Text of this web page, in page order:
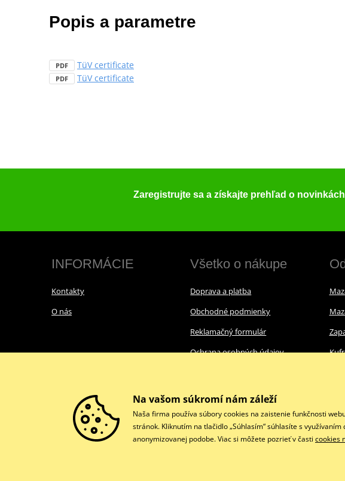
Popis a parametre
PDF TüV certificate
PDF TüV certificate
Zaregistrujte sa a získajte prehľad o
INFORMÁCIE
Kontakty
O nás
Všetko o nákupe
Doprava a platba
Obchodné podmienky
Reklamačný formulár
Ochrana osobných údajov
Na vašom súkromí nám záleží
Naša firma používa súbory cookies na zaistenie funkčnosti
stránok. Kliknutím na tlačidlo „Súhlasím“ súhlasíte s
anonymizovanej podobe. Viac si môžete pozrieť v časti cookies